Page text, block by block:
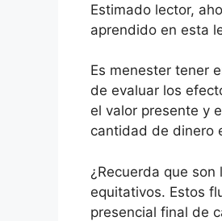
Estimado lector,
aprendido en esta
Es menester tener
de evaluar los
el valor presente y
cantidad de dinero
¿Recuerda que
equitativos. Estos
presencial final de